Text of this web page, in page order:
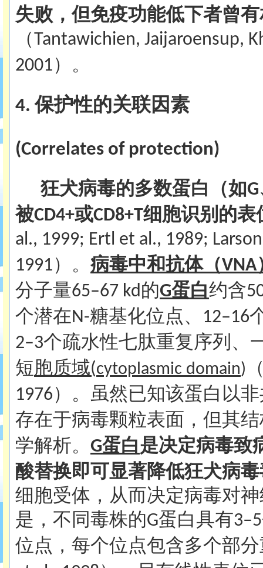
失败，但免疫功能低下者曾
（Tantawichien, Jaijaroensup,
2001）。
4.保护性的关联因素
(Correlates of protection)
狂犬病毒的多数蛋白（如G
被CD4+或CD8+T细胞识别的表
al., 1999; Ertl et al., 1989;
1991）。 病毒中和抗体（VNA
分子量65–67 kd的G蛋白约含
个潜在N-糖基化位点、 12–16
2–3个疏水性七肽重复序列、
短胞质域(cytoplasmic domain)
1976）。虽然已知该蛋白以
存在于病毒颗粒表面，但其
学解析。 G蛋白是决定病毒致
酸替换即可显著降低狂犬病
细胞受体，从而决定病毒对
是，不同毒株的G蛋白具有3–5
位点，每个位点包含多个部